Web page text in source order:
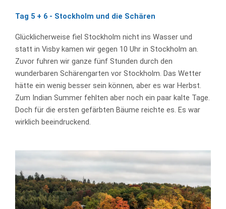
Tag 5 + 6 - Stockholm und die Schären
Glücklicherweise fiel Stockholm nicht ins Wasser und
statt in Visby kamen wir gegen 10 Uhr in Stockholm an.
Zuvor fuhren wir ganze fünf Stunden durch den
wunderbaren Schärengarten vor Stockholm. Das Wetter
hätte ein wenig besser sein können, aber es war Herbst.
Zum Indian Summer fehlten aber noch ein paar kalte Tage.
Doch für die ersten gefärbten Bäume reichte es. Es war
wirklich beeindruckend.